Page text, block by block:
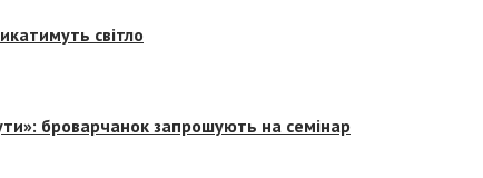
світло
броварчанок запрошують на семінар